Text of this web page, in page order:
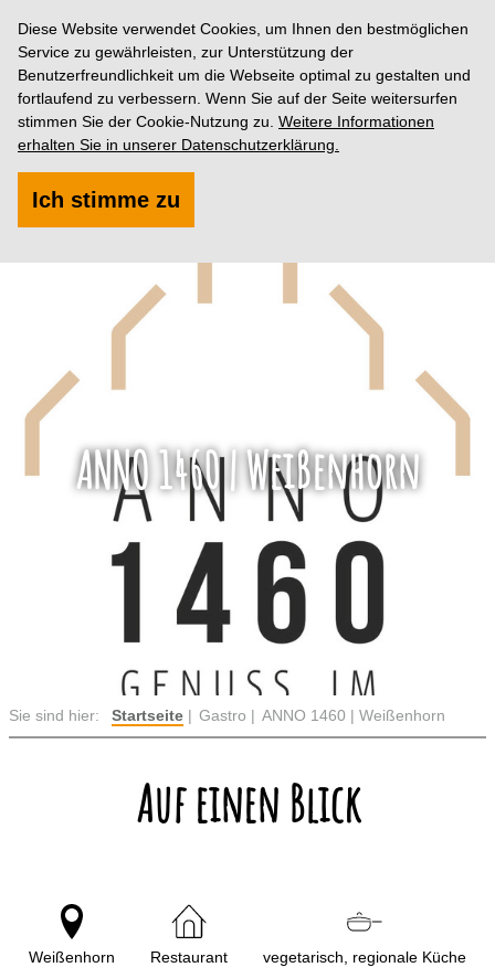
Diese Website verwendet Cookies, um Ihnen den bestmöglichen
Service zu gewährleisten, zur Unterstützung der
Benutzerfreundlichkeit um die Webseite optimal zu gestalten und
fortlaufend zu verbessern. Wenn Sie auf der Seite weitersurfen
stimmen Sie der Cookie-Nutzung zu. Weitere Informationen
erhalten Sie in unserer Datenschutzerklärung.
Ich stimme zu
ANNO 1460 | Weißenhorn
Sie sind hier: Startseite Gastro ANNO 1460 | Weißenhorn
Auf einen Blick
Weißenhorn Restaurant vegetarisch, regionale Küche